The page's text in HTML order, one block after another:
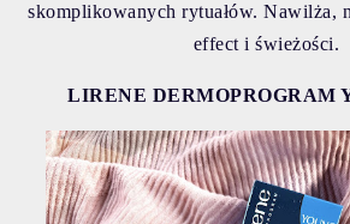
skomplikowanych rytuałów. Nawilża,
effect i świeżości.
LIRENE DERMOPROGRAM